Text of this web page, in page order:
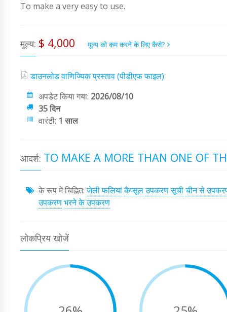
To make a very easy to use.
मूल्य: $ 4,000 मूल्य को कम करने के लिए कैसे?
डाउनलोड वाणिज्यिक प्रस्ताव (पीडीएफ फाइल)
अपडेट किया गया: 2026/08/10
35 दिन
वारंटी: 1 साल
आदर्श: TO MAKE A MORE THAN ONE OF
के रूप में चिह्नित:जेली फलियांकैप्सूलउपकरण सूचीचीन से
उपकरणभरने के उपकरण
लोकप्रिय खोजें